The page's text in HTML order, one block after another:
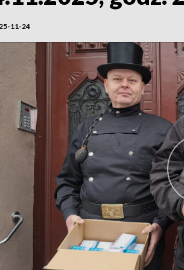
11-24